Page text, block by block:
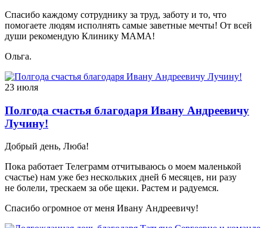
Спасибо каждому сотруднику за труд, заботу и то, что
помогаете людям исполнять самые заветные мечты! От всей
души рекомендую Клинику МАМА!
Ольга.
23 июля
Полгода счастья благодаря Ивану Андреевичу
Лучину!
Добрый день, Люба!
Пока работает Телеграмм отчитываюсь о моем маленькой
счастье) нам уже без нескольких дней 6 месяцев, ни разу
не болели, трескаем за обе щеки. Растем и радуемся.
Спасибо огромное от меня Ивану Андреевичу!